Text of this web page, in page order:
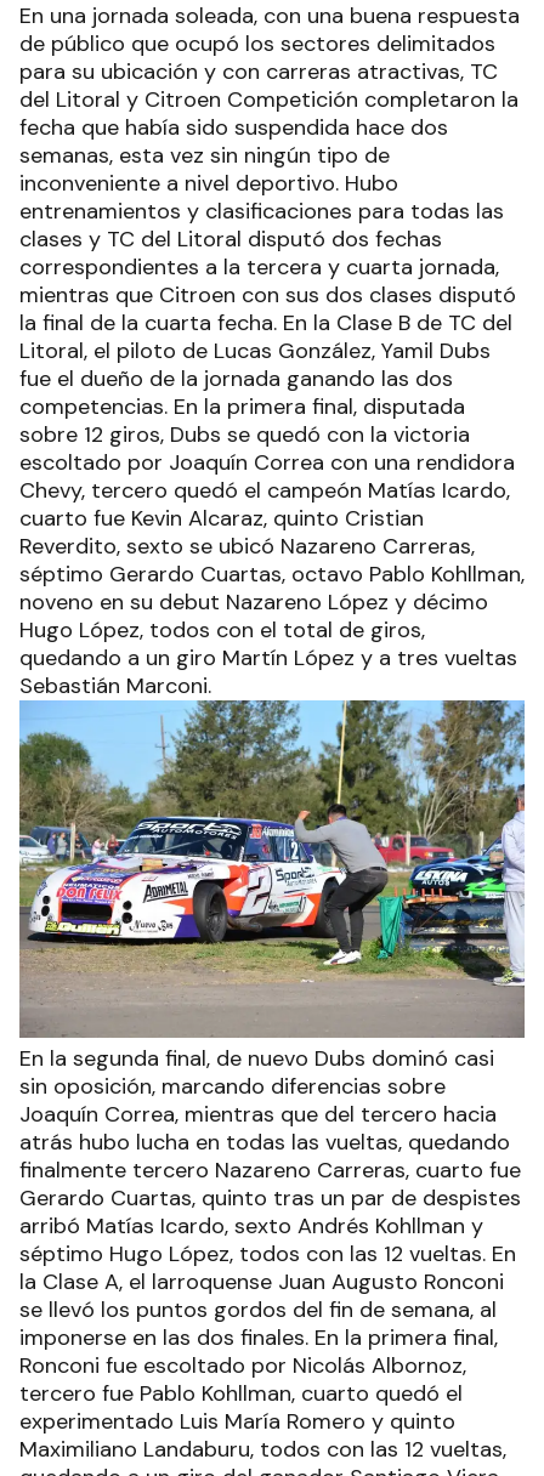
En una jornada soleada, con una buena respuesta
de público que ocupó los sectores delimitados
para su ubicación y con carreras atractivas, TC
del Litoral y Citroen Competición completaron la
fecha que había sido suspendida hace dos
semanas, esta vez sin ningún tipo de
inconveniente a nivel deportivo. Hubo
entrenamientos y clasificaciones para todas las
clases y TC del Litoral disputó dos fechas
correspondientes a la tercera y cuarta jornada,
mientras que Citroen con sus dos clases disputó
la final de la cuarta fecha. En la Clase B de TC del
Litoral, el piloto de Lucas González, Yamil Dubs
fue el dueño de la jornada ganando las dos
competencias. En la primera final, disputada
sobre 12 giros, Dubs se quedó con la victoria
escoltado por Joaquín Correa con una rendidora
Chevy, tercero quedó el campeón Matías Icardo,
cuarto fue Kevin Alcaraz, quinto Cristian
Reverdito, sexto se ubicó Nazareno Carreras,
séptimo Gerardo Cuartas, octavo Pablo Kohllman,
noveno en su debut Nazareno López y décimo
Hugo López, todos con el total de giros,
quedando a un giro Martín López y a tres vueltas
Sebastián Marconi.
En la segunda final, de nuevo Dubs dominó casi
sin oposición, marcando diferencias sobre
Joaquín Correa, mientras que del tercero hacia
atrás hubo lucha en todas las vueltas, quedando
finalmente tercero Nazareno Carreras, cuarto fue
Gerardo Cuartas, quinto tras un par de despistes
arribó Matías Icardo, sexto Andrés Kohllman y
séptimo Hugo López, todos con las 12 vueltas. En
la Clase A, el larroquense Juan Augusto Ronconi
se llevó los puntos gordos del fin de semana, al
imponerse en las dos finales. En la primera final,
Ronconi fue escoltado por Nicolás Albornoz,
tercero fue Pablo Kohllman, cuarto quedó el
experimentado Luis María Romero y quinto
Maximiliano Landaburu, todos con las 12 vueltas,